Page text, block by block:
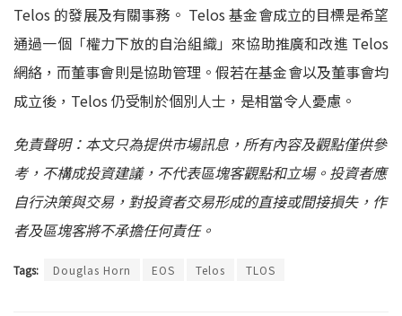
Telos 的發展及有關事務。 Telos 基金會成立的目標是希望
通過一個「權力下放的自治組織」來協助推廣和改進 Telos
網絡，而董事會則是協助管理。假若在基金會以及董事會均
成立後，Telos 仍受制於個別人士，是相當令人憂慮。
免責聲明：本文只為提供市場訊息，所有內容及觀點僅供參
考，不構成投資建議，不代表區塊客觀點和立場。投資者應
自行決策與交易，對投資者交易形成的直接或間接損失，作
者及區塊客將不承擔任何責任。
Tags: Douglas Horn EOS Telos TLOS